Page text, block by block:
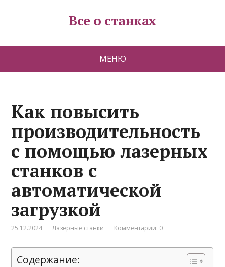
Все о станках
МЕНЮ
Как повысить
производительность
с помощью лазерных
станков с
автоматической
загрузкой
25.12.2024 Лазерные станки Комментарии: 0
Содержание: